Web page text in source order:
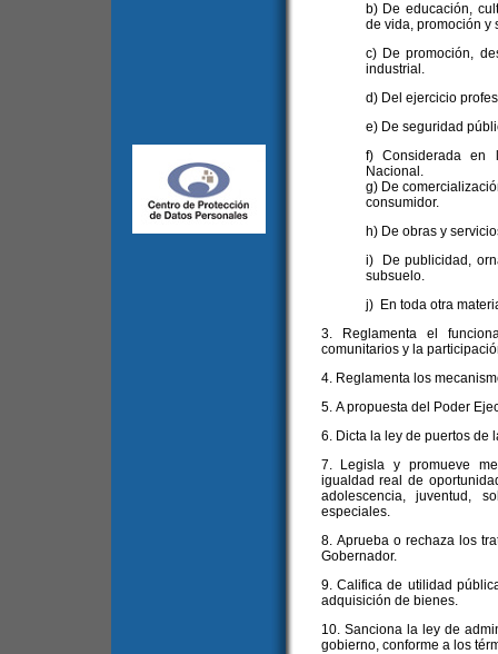
b) De educación,
de vida, promoción y
c) De promoción,
industrial.
d) Del ejercicio
e) De seguridad
f) Considerada en
Nacional.
g) De
consumidor.
h) De obras y
i) De publicidad,
subsuelo.
j) En toda otra
3. Reglamenta el
comunitarios y la
4. Reglamenta los
5. A propuesta del Poder
6. Dicta la ley de puertos de
7. Legisla y promueve
igualdad real de
adolescencia, juventud,
especiales.
8. Aprueba o rechaza los
Gobernador.
9. Califica de utilidad
adquisición de bienes.
10. Sanciona la ley de
gobierno, conforme a los